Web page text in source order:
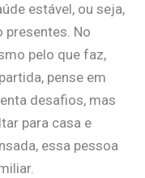
estável, ou seja,
presentes. No
pelo que faz,
pense em
desafios, mas
para casa e
essa pessoa